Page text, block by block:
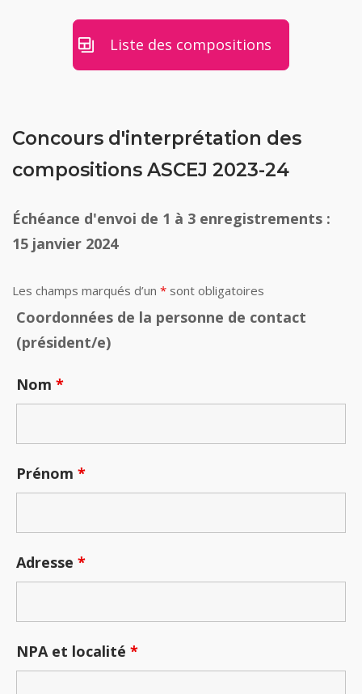
Liste des compositions
Concours d'interprétation des
compositions ASCEJ 2023-24
Échéance d'envoi de 1 à 3 enregistrements :
15 janvier 2024
Les champs marqués d’un * sont obligatoires
Coordonnées de la personne de contact
(président/e)
Nom *
Prénom *
Adresse *
NPA et localité *